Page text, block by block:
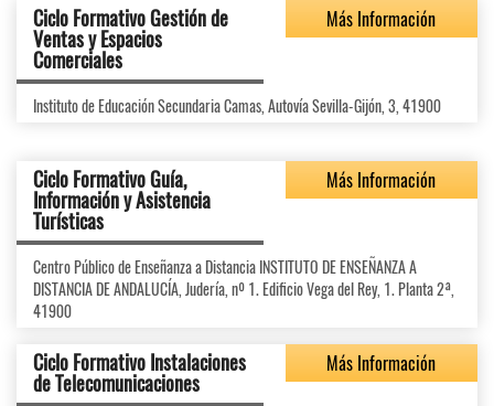
Ciclo Formativo Gestión de
Ventas y Espacios
Comerciales
Más Información
Instituto de Educación Secundaria Camas, Autovía Sevilla-Gijón, 3, 41900
Ciclo Formativo Guía,
Información y Asistencia
Turísticas
Más Información
Centro Público de Enseñanza a Distancia INSTITUTO DE ENSEÑANZA A
DISTANCIA DE ANDALUCÍA, Judería, nº 1. Edificio Vega del Rey, 1. Planta 2ª,
41900
Ciclo Formativo Instalaciones
de Telecomunicaciones
Más Información